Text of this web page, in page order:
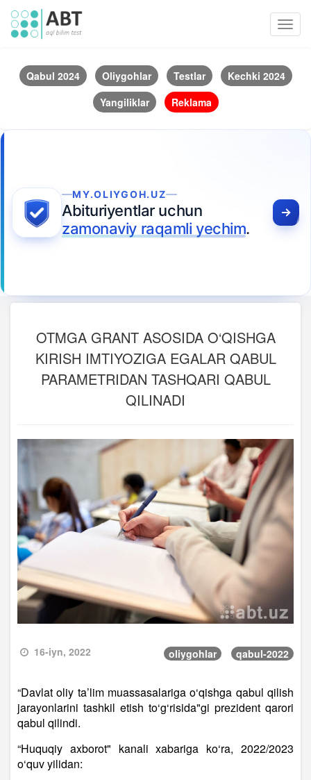
Qabul 2024 Oliygohlar Testlar
Kechki 2024
Yangiliklar
Reklama
MY.OLIYGOH.UZ
Abituriyentlar uchun
zamonaviy raqamli yechim.
OTMGA GRANT ASOSIDA O‘QISHGA
KIRISH IMTIYOZIGA EGALAR QABUL
PARAMETRIDAN TASHQARI QABUL
QILINADI
16-iyn, 2022 oliygohlar qabul-2022
“Davlat oliy ta’lim muassasalariga o‘qishga qabul qilish
jarayonlarini tashkil etish to‘g‘risida"gi prezident qarori
qabul qilindi.
“Huquqiy axborot" kanali xabariga ko‘ra, 2022/2023
o‘quv yilidan: